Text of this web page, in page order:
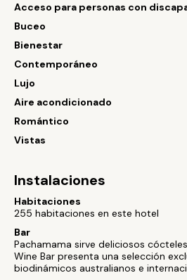
Acceso para personas con
Buceo
Bienestar
Contemporáneo
Lujo
Aire acondicionado
Romántico
Vistas
Instalaciones
Habitaciones
255 habitaciones en este hotel
Bar
Pachamama sirve deliciosos
Wine Bar presenta una selección
biodinámicos australianos e